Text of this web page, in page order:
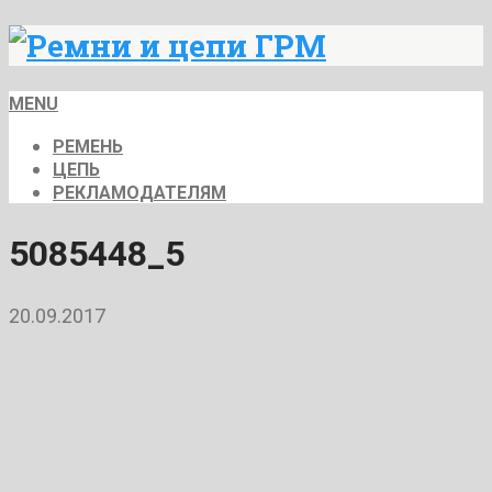
MENU
РЕМЕНЬ
ЦЕПЬ
РЕКЛАМОДАТЕЛЯМ
5085448_5
20.09.2017